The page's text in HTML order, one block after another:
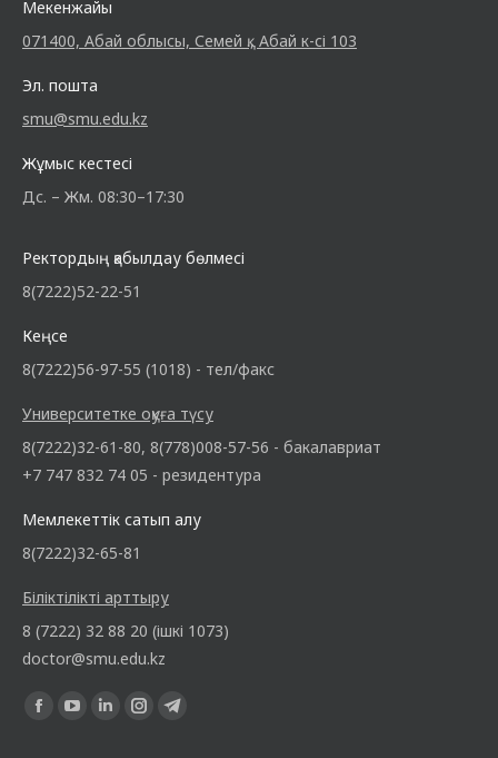
Мекенжайы
071400, Абай облысы, Семей қ., Абай к-сі 103
Эл. пошта
smu@smu.edu.kz
Жұмыс кестесі
Дс. – Жм. 08:30–17:30
Ректордың қабылдау бөлмесі
8(7222)52-22-51
Кеңсе
8(7222)56-97-55 (1018) - тел/факс
Университетке оқуға түсу
8(7222)32-61-80, 8(778)008-57-56 - бакалавриат
+7 747 832 74 05 - резидентура
Мемлекеттік сатып алу
8(7222)32-65-81
Біліктілікті арттыру
8 (7222) 32 88 20 (ішкі 1073)
doctor@smu.edu.kz
Find us on: